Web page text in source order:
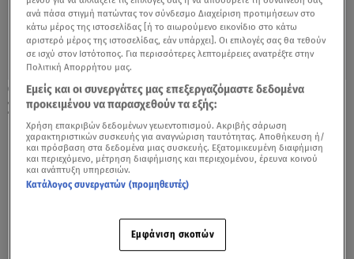
01.09.23, 13:23
Συνταγές για μαρμελάδα και γλυκό του
κουταλιού ροδάκινο
ανά πάσα στιγμή πατώντας τον σύνδεσμο Διαχείριση προτιμήσεων στο
κάτω μέρος της ιστοσελίδας [ή το αιωρούμενο εικονίδιο στο κάτω
αριστερό μέρος της ιστοσελίδας, εάν υπάρχει]. Οι επιλογές σας θα τεθούν
σε ισχύ στον Ιστότοπος. Για περισσότερες λεπτομέρειες ανατρέξτε στην
Πολιτική Απορρήτου μας.
Εμείς και οι συνεργάτες μας επεξεργαζόμαστε δεδομένα
προκειμένου να παρασχεθούν τα εξής:
Χρήση επακριβών δεδομένων γεωεντοπισμού. Ακριβής σάρωση
χαρακτηριστικών συσκευής για αναγνώριση ταυτότητας. Αποθήκευση ή/
και πρόσβαση στα δεδομένα μιας συσκευής. Εξατομικευμένη διαφήμιση
και περιεχόμενο, μέτρηση διαφήμισης και περιεχομένου, έρευνα κοινού
και ανάπτυξη υπηρεσιών.
Κατάλογος συνεργατών (προμηθευτές)
Εμφάνιση σκοπών